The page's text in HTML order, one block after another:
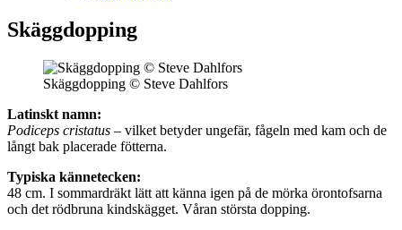
Skäggdopping
Skäggdopping © Steve Dahlfors
Latinskt namn:
Podiceps cristatus – vilket betyder ungefär, fågeln med kam och de
långt bak placerade fötterna.
Typiska kännetecken:
48 cm. I sommardräkt lätt att känna igen på de mörka örontofsarna
och det rödbruna kindskägget. Våran största dopping.